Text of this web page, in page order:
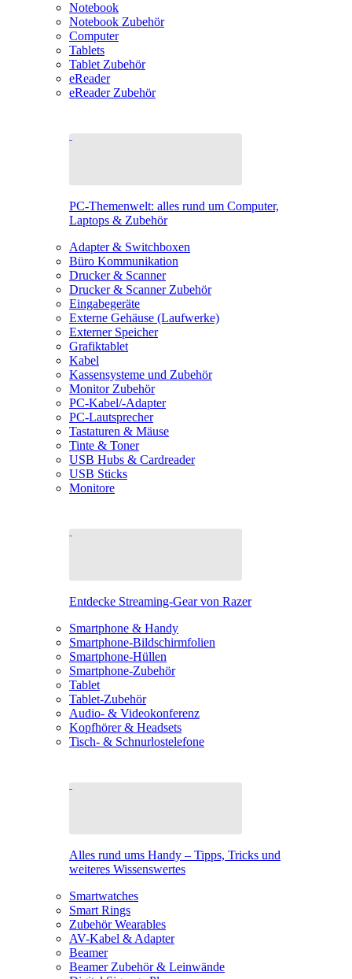
Notebook
Notebook Zubehör
Computer
Tablets
Tablet Zubehör
eReader
eReader Zubehör
PC-Themenwelt: alles rund um Computer,
Laptops & Zubehör
Adapter & Switchboxen
Büro Kommunikation
Drucker & Scanner
Drucker & Scanner Zubehör
Eingabegeräte
Externe Gehäuse (Laufwerke)
Externer Speicher
Grafiktablet
Kabel
Kassensysteme und Zubehör
Monitor Zubehör
PC-Kabel/-Adapter
PC-Lautsprecher
Tastaturen & Mäuse
Tinte & Toner
USB Hubs & Cardreader
USB Sticks
Monitore
Entdecke Streaming-Gear von Razer
Smartphone & Handy
Smartphone-Bildschirmfolien
Smartphone-Hüllen
Smartphone-Zubehör
Tablet
Tablet-Zubehör
Audio- & Videokonferenz
Kopfhörer & Headsets
Tisch- & Schnurlostelefone
Alles rund ums Handy – Tipps, Tricks und
weiteres Wissenswertes
Smartwatches
Smart Rings
Zubehör Wearables
AV-Kabel & Adapter
Beamer
Beamer Zubehör & Leinwände